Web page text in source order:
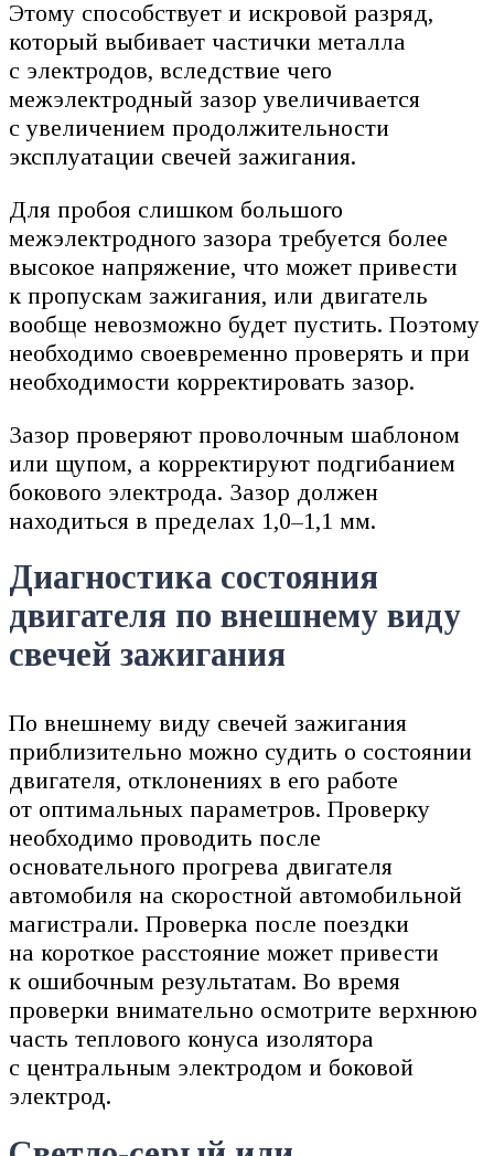
Этому способствует и искровой разряд,
который выбивает частички металла
с электродов, вследствие чего
межэлектродный зазор увеличивается
с увеличением продолжительности
эксплуатации свечей зажигания.
Для пробоя слишком большого
межэлектродного зазора требуется более
высокое напряжение, что может привести
к пропускам зажигания, или двигатель
вообще невозможно будет пустить. Поэтому
необходимо своевременно проверять и при
необходимости корректировать зазор.
Зазор проверяют проволочным шаблоном
или щупом, а корректируют подгибанием
бокового электрода. Зазор должен
находиться в пределах 1,0–1,1 мм.
Диагностика состояния
двигателя по внешнему виду
свечей зажигания
По внешнему виду свечей зажигания
приблизительно можно судить о состоянии
двигателя, отклонениях в его работе
от оптимальных параметров. Проверку
необходимо проводить после
основательного прогрева двигателя
автомобиля на скоростной автомобильной
магистрали. Проверка после поездки
на короткое расстояние может привести
к ошибочным результатам. Во время
проверки внимательно осмотрите верхнюю
часть теплового конуса изолятора
с центральным электродом и боковой
электрод.